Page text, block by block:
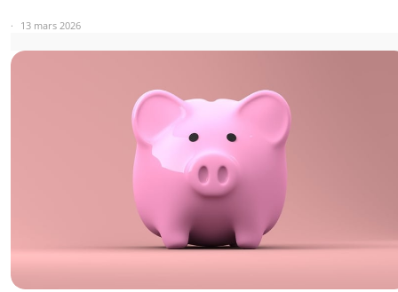
13 mars 2026